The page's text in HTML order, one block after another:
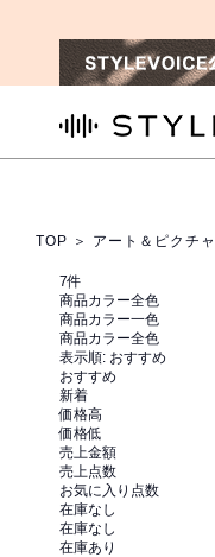
TOP ＞ アート＆ピクチ
7件
商品カラー全色
商品カラー一色
商品カラー全色
表示順: おすすめ
おすすめ
新着
価格高
価格低
売上金額
売上点数
お気に入り点数
在庫なし
在庫なし
在庫あり